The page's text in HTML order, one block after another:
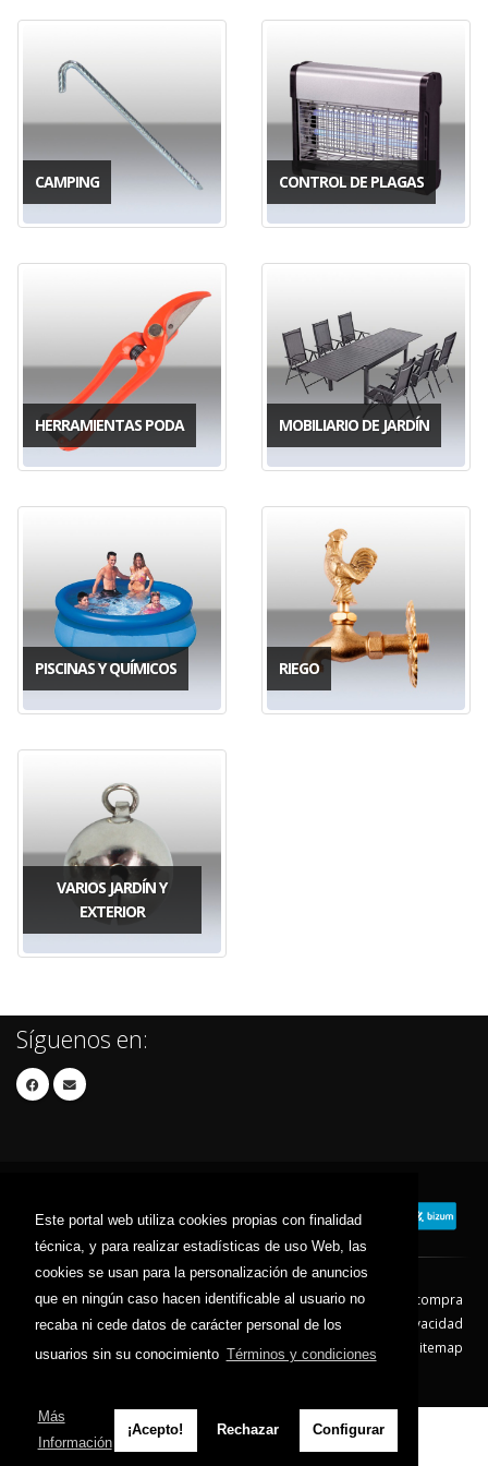
Este portal web utiliza cookies propias con finalidad
técnica, y para realizar estadísticas de uso Web, las
cookies se usan para la personalización de anuncios
que en ningún caso hacen identificable al usuario no
recaba ni cede datos de carácter personal de los
usuarios sin su conocimiento Términos y condiciones
Más
Información
¡Acepto! Rechazar Configurar
CAMPING CONTROL DE PLAGAS
HERRAMIENTAS PODA MOBILIARIO DE JARDÍN
PISCINAS Y QUÍMICOS RIEGO
VARIOS JARDÍN Y
EXTERIOR
Síguenos en:
Contacto Aviso Legal
Condiciones de compra
Política de envíos
Política de devolución
Política de Privacidad
Política de Cookies
Sitemap